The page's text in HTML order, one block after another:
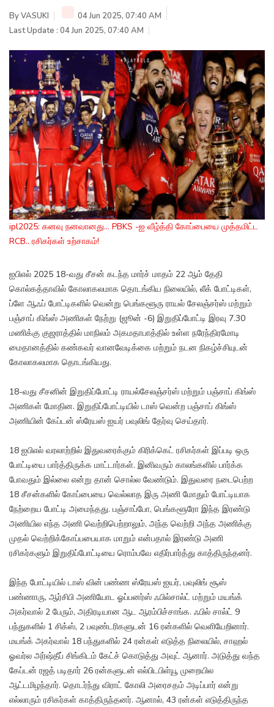
ByVASUKI
04 Jun 2025, 07:40 AM
Last Update : 04 Jun 2025, 07:40 AM
ipl2025: கனவு நனவானது... PBKS -ஐ வீழ்த்தி கோப்பையை முத்தமிட்ட
RCB.. ரசிகர்கள் உற்சாகம்!
ஐபிஎல் 2025 18-வது சீசன் கடந்த மார்ச் மாதம் 22 ஆம் தேதி
கொல்கத்தாவில் கோலாகலமாக தொடங்கிய நிலையில், லீக் போட்டிகள்,
ப்ளே ஆஃப் போட்டிகளில் வென்று பெங்களூரு ராயல் சேலஞ்சர்ஸ் மற்றும்
பஞ்சாப் கிங்ஸ் அணிகள் நேற்று (ஜூன் -6) இறுதிப்போட்டி இரவு 7.30
மணிக்கு குஜராத்தில் மாநிலம் அகமதாபாத்தில் உள்ள நரேந்திரமோடி
மைதானத்தில் கண்கவர் வானவேடிக்கை மற்றும் நடன நிகழ்ச்சியுடன்
கோலாகலமாக தொடங்கியது.
18-வது சீசனின் இறுதிப்போட்டி ராயல்சேலஞ்சர்ஸ் மற்றும் பஞ்சாப் கிங்ஸ்
அணிகள் மோதின. இறுதிப்போட்டியில் டாஸ் வென்ற பஞ்சாப் கிங்ஸ்
அணியின் கேப்டன் ஸ்ரேயஸ் ஐயர் பவுலிங் தேர்வு செய்தார்.
18 ஐபிஎல் வரலாற்றில் இதுவரைக்கும் கிரிக்கெட் ரசிகர்கள் இப்படி ஒரு
போட்டியை பார்த்திருக்க மாட்டார்கள். இனிவரும் காலங்களில் பார்க்க
போவதும் இல்லை என்று தான் சொல்ல வேண்டும். இதுவரை நடைபெற்ற
18 சீசன்களில் கோப்பையை வெல்லாத இரு அணி மோதும் போட்டியாக
நேற்றைய போட்டி அமைந்தது. பஞ்சாப்போ, பெங்களூரோ இந்த இரண்டு
அணியில எந்த அணி வெற்றிபெற்றாலும், அந்த வெற்றி அந்த அணிக்கு
முதல் வெற்றிக்கோப்பபையாக மாறும் என்பதால் இரண்டு அணி
ரசிகர்களும் இறுதிப்போட்டியை ரொம்பவே எதிர்பார்த்து காத்திருந்தனர்.
இந்த போட்டியில் டாஸ் வின் பண்ண ஸ்ரேயஸ் ஐயர், பவுலிங் சூஸ்
பண்ணாரு, ஆர்சிபி அணியோட ஓப்பனர்ஸ் ஃபில்சால்ட் மற்றும் மயங்க்
அகர்வால் 2 பேரும், அதிரடியான ஆட ஆரம்பிச்சாங்க. ஃபில் சால்ட் 9
பந்துகளில் 1 சிக்ஸ், 2 பவுண்டரிகளுடன் 16 ரன்களில் வெளியேறினார்.
மயங்க் அகர்வால் 18 பந்துகளில் 24 ரன்கள் எடுத்த நிலையில், சாஹல்
ஓவர்ல அர்ஷ்தீப் சிங்கிடம் கேட்ச் கொடுத்து அவுட் ஆனார். அடுத்து வந்த
கேப்டன் ரஜத் படிதார் 26 ரன்களுடன் எல்பிடபிள்யூ முறையில
ஆட்டமிழந்தார். தொடர்ந்து விராட் கோலி அரைசதம் அடிப்பார் என்று
எல்லாரும் ரசிகர்கள் காத்திருந்தனர். ஆனால், 43 ரன்கள் எடுத்திருந்த